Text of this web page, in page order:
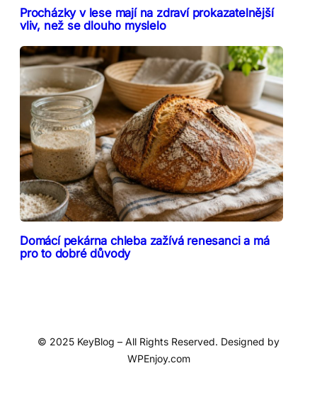
Procházky v lese mají na zdraví prokazatelnější
vliv, než se dlouho myslelo
Domácí pekárna chleba zažívá renesanci a má
pro to dobré důvody
© 2025 KeyBlog – All Rights Reserved. Designed by
WPEnjoy.com